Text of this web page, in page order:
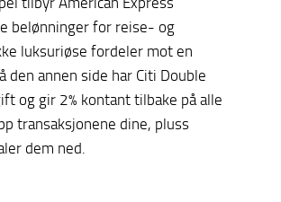
belønninger for reise- og
luksuriøse fordeler mot en
den annen side har Citi Double
og gir 2% kontant tilbake på alle
transaksjonene dine, pluss
dem ned.